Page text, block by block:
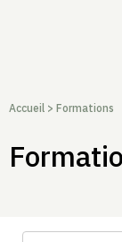
Accueil > Formations